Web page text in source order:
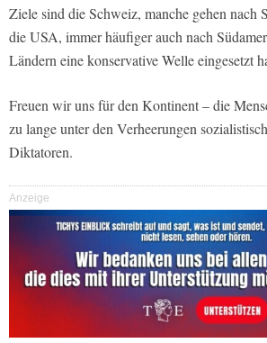
Ziele sind die Schweiz, manche gehen nach
die USA, immer häufiger auch nach
Ländern eine konservative Welle eingesetzt
Freuen wir uns für den Kontinent – die
zu lange unter den Verheerungen
Diktatoren.
Anzeige